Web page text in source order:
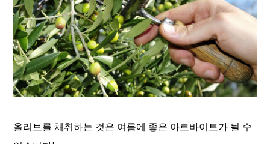
올리브를 채취하는 것은 여름에 좋은 아르바이트가 될 수